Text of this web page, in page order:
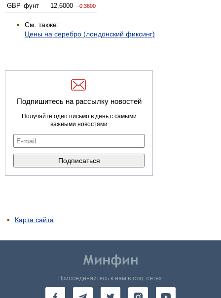
GBP фунт 12,6000 -0.3800
См. также:
Цены на серебро (лондонский фиксинг)
Подпишитесь на рассылку новостей
Получайте одно письмо в день с самыми
важными новостями
Карта сайта
Присоединяйтесь к нам в соц. сетях: